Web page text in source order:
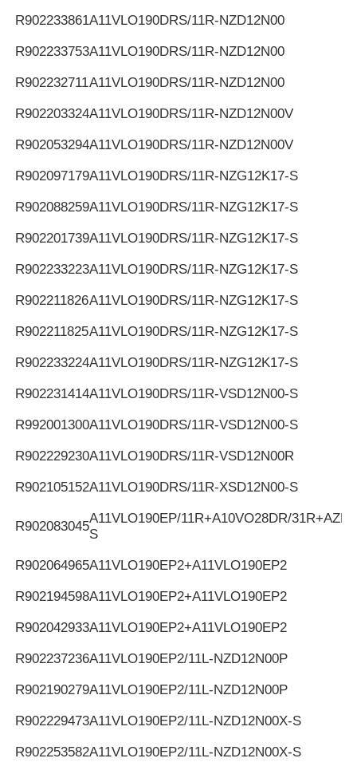
R902233861A11VLO190DRS/11R-NZD12N00
R902233753A11VLO190DRS/11R-NZD12N00
R902232711A11VLO190DRS/11R-NZD12N00
R902203324A11VLO190DRS/11R-NZD12N00V
R902053294A11VLO190DRS/11R-NZD12N00V
R902097179A11VLO190DRS/11R-NZG12K17-S
R902088259A11VLO190DRS/11R-NZG12K17-S
R902201739A11VLO190DRS/11R-NZG12K17-S
R902233223A11VLO190DRS/11R-NZG12K17-S
R902211826A11VLO190DRS/11R-NZG12K17-S
R902211825A11VLO190DRS/11R-NZG12K17-S
R902233224A11VLO190DRS/11R-NZG12K17-S
R902231414A11VLO190DRS/11R-VSD12N00-S
R992001300A11VLO190DRS/11R-VSD12N00-S
R902229230A11VLO190DRS/11R-VSD12N00R
R902105152A11VLO190DRS/11R-XSD12N00-S
R902083045
A11VLO190EP/11R+A10VO28DR/
S
R902064965A11VLO190EP2+A11VLO190EP2
R902194598A11VLO190EP2+A11VLO190EP2
R902042933A11VLO190EP2+A11VLO190EP2
R902237236A11VLO190EP2/11L-NZD12N00P
R902190279A11VLO190EP2/11L-NZD12N00P
R902229473A11VLO190EP2/11L-NZD12N00X-S
R902253582A11VLO190EP2/11L-NZD12N00X-S